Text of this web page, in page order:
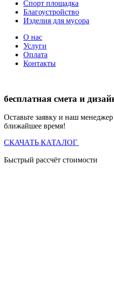
Спорт площадка
Благоустройство
Изделия для мусора
О нас
Услуги
Оплата
Контакты
бесплатная смета и
Оставьте заявку и наш
ближайшее время!
СКАЧАТЬ КАТАЛОГ
Быстрый рассчёт стоимости